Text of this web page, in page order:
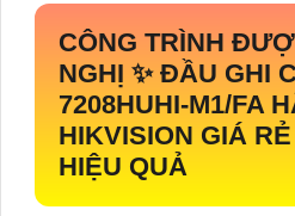
CÔNG TRÌNH
NGHỊ ✨ ĐẦU GHI
7208HUHI-M1/FA
HIKVISION GIÁ
HIỆU QUẢ